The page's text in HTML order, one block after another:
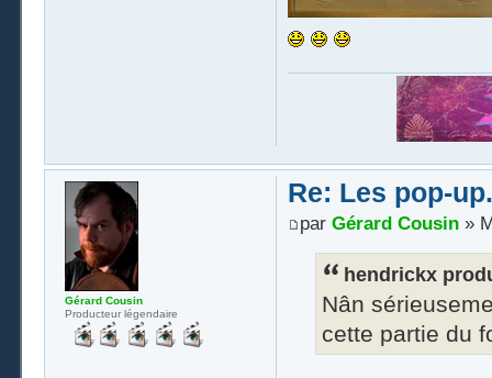
Re: Les pop-
par Gérard Cousin»
hendrickx
Nân
cette partie du
Gérard Cousin
Producteur légendaire